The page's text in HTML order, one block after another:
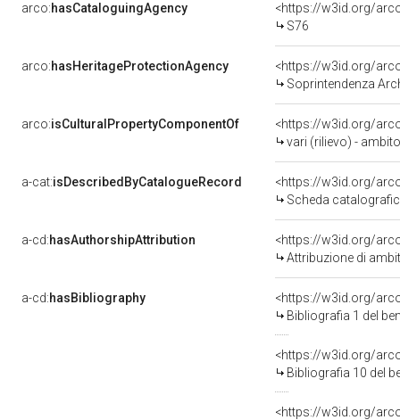
arco:hasCataloguingAgency
<https://w3id.org/
S76
arco:hasHeritageProtectionAgency
<https://w3id.org/
Soprintendenza
arco:isCulturalPropertyComponentOf
<https://w3id.org/
vari (rilievo) -
a-cat:isDescribedByCatalogueRecord
<https://w3id.org/
Scheda
a-cd:hasAuthorshipAttribution
Attribuzione di
a-cd:hasBibliography
<https://w3id.org/
Bibliografia 1 del
<https://w3id.org/
Bibliografia 10 del
<https://w3id.org/